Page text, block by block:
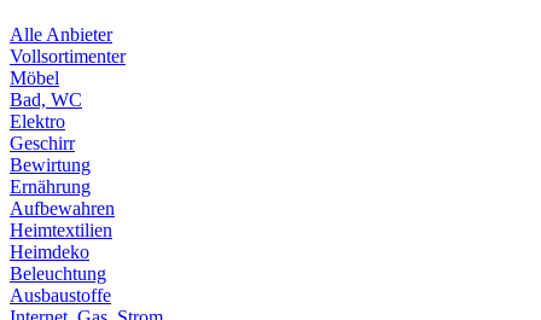
Alle Anbieter
Vollsortimenter
Möbel
Bad, WC
Elektro
Geschirr
Bewirtung
Ernährung
Aufbewahren
Heimtextilien
Heimdeko
Beleuchtung
Ausbaustoffe